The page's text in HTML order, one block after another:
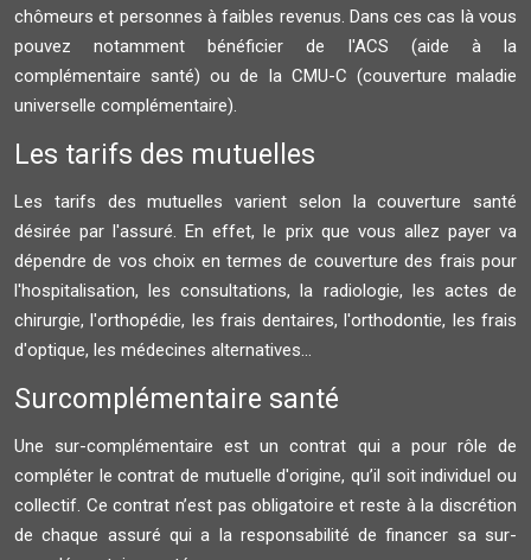
chômeurs et personnes à faibles revenus. Dans ces cas là vous
pouvez notamment bénéficier de l'ACS (aide à la
complémentaire santé) ou de la CMU-C (couverture maladie
universelle complémentaire).
Les tarifs des mutuelles
Les tarifs des mutuelles varient selon la couverture santé
désirée par l'assuré. En effet, le prix que vous allez payer va
dépendre de vos choix en termes de couverture des frais pour
l'hospitalisation, les consultations, la radiologie, les actes de
chirurgie, l'orthopédie, les frais dentaires, l'orthodontie, les frais
d'optique, les médecines alternatives...
Surcomplémentaire santé
Une sur-complémentaire est un contrat qui a pour rôle de
compléter le contrat de mutuelle d'origine, qu’il soit individuel ou
collectif. Ce contrat n’est pas obligatoire et reste à la discrétion
de chaque assuré qui a la responsabilité de financer sa sur-